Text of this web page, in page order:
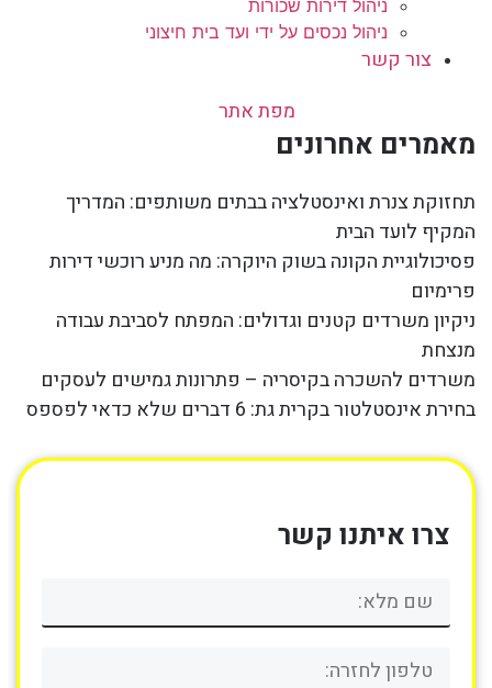
ניהול דירות שכורות
ניהול נכסים על ידי ועד בית חיצוני
צור קשר
מפת אתר
מאמרים אחרונים
תחזוקת צנרת ואינסטלציה בבתים משותפים: המדריך
המקיף לועד הבית
פסיכולוגיית הקונה בשוק היוקרה: מה מניע רוכשי דירות
פרימיום
ניקיון משרדים קטנים וגדולים: המפתח לסביבת עבודה
מנצחת
משרדים להשכרה בקיסריה – פתרונות גמישים לעסקים
בחירת אינסטלטור בקרית גת: 6 דברים שלא כדאי לפספס
צרו איתנו קשר